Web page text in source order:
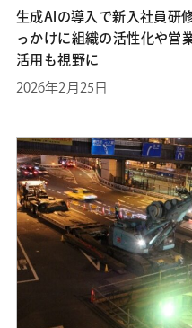
生成AIの導入で新入社員研
っかけに組織の活性化や営
活用も視野に
2026年2月25日